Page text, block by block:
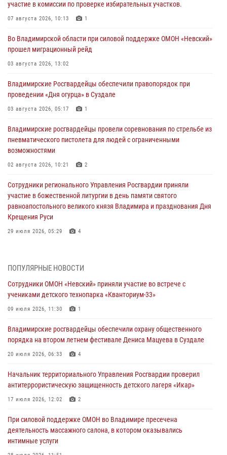
участие в комиссии по проверке избирательных участков.
07 августа 2026, 10:13 1
Во Владимирской области при силовой поддержке ОМОН «Невский»
прошел миграционный рейд
03 августа 2026, 13:02
Владимирские Росгвардейцы обеспечили правопорядок при
проведении «Дня огурца» в Суздале
03 августа 2026, 05:17 1
Владимирские росгвардейцы провели соревнования по стрельбе из
пневматического пистолета для людей с ограниченными
возможностями
02 августа 2026, 10:21 2
Сотрудники регионального Управления Росгвардии приняли
участие в божественной литургии в день памяти святого
равноапостольного великого князя Владимира и празднования Дня
Крещения Руси
29 июля 2026, 05:29 4
интимные услуги
28 июля 2026, 11:51
Во Владимирcкой области открыли профильную Росгвардейскую
27 июля 2026, 16:43 2
Владимирские росгвардейцы обеспечили охрану общественного
20 июля 2026, 06:33 4
Военнослужащий военного оркестра регионального Управления
105-летию Центрального округа
19 июля 2026, 11:17 7
ПОПУЛЯРНЫЕ НОВОСТИ
Сотрудники ОМОН «Невский» приняли участие во встрече с
учениками детского технопарка «Кванториум-33»
09 июля 2026, 11:30 1
Владимирские росгвардейцы обеспечили охрану общественного
порядка на втором летнем фестивале Дениса Мацуева в Суздале
20 июля 2026, 06:33 4
Начальник территориального Управления Росгвардии проверил
антитеррористическую защищенность детского лагеря «Икар»
17 июля 2026, 12:02 2
При силовой поддержке ОМОН во Владимире пресечена
деятельность массажного салона, в котором оказывались
интимные услуги